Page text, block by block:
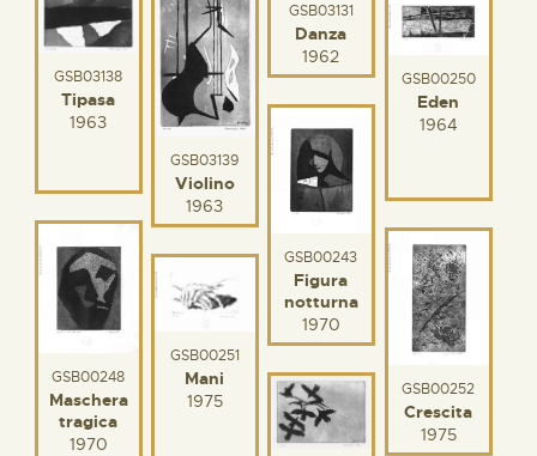
GSB03131
Danza
1962
GSB03138
Tipasa
1963
GSB03139
Violino
1963
GSB00250
Eden
1964
GSB00243
Figura
notturna
1970
GSB00248
Maschera
tragica
1970
GSB00252
Crescita
1975
GSB00251
Mani
1975